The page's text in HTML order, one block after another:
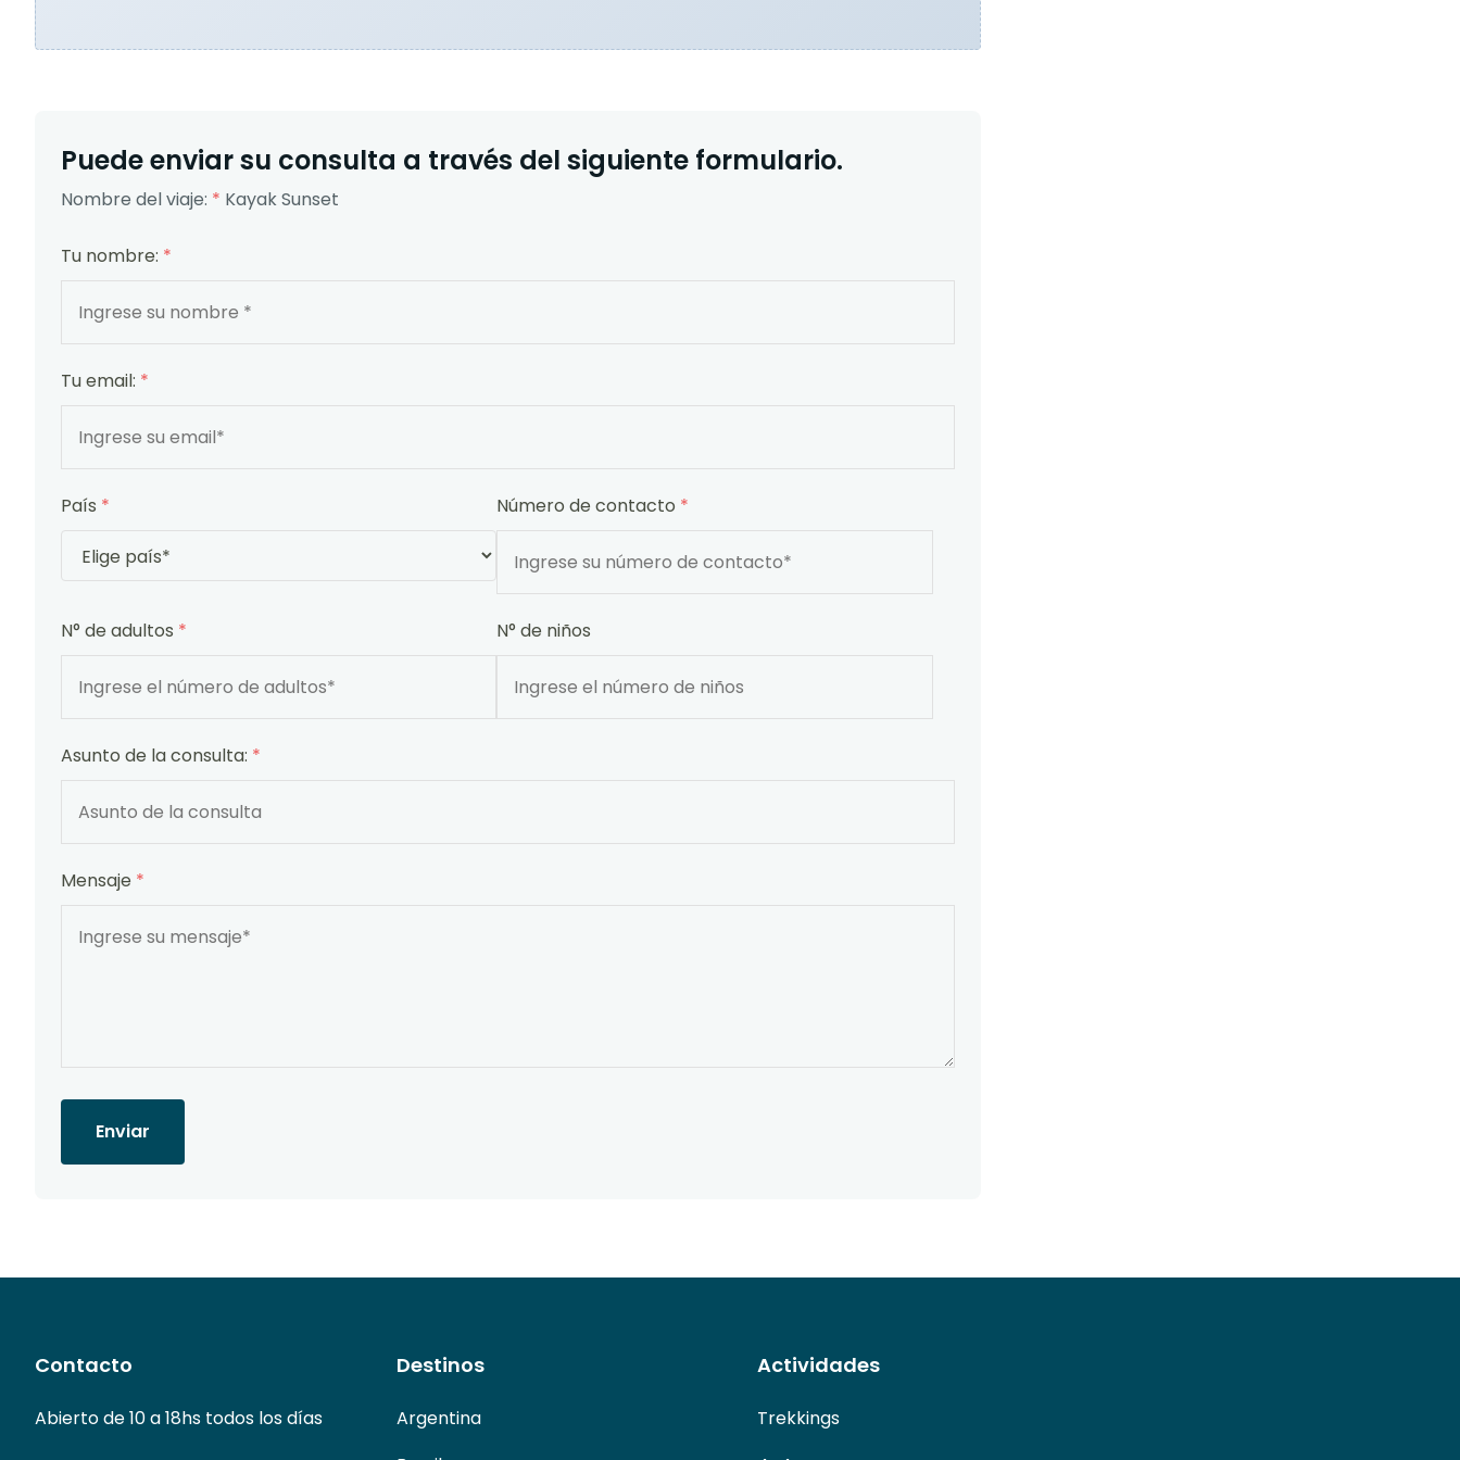
Puede enviar su consulta a través del siguiente formulario.
Nombre del viaje: * Kayak Sunset
Tu nombre: *
Tu email: *
País * Número de contacto *
N° de adultos * N° de niños
Asunto de la consulta: *
Mensaje *
Enviar
Contacto
Abierto de 10 a 18hs todos los días
Destinos
Argentina
Actividades
Trekkings